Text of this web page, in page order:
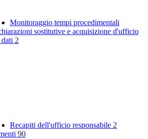
Monitoraggio tempi procedimentali
sostitutive e acquisizione d'ufficio
2
Recapiti dell'ufficio responsabile 2
90